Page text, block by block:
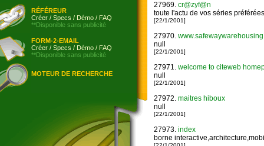
RÉFÉREUR
Créer / Specs / Démo / FAQ
**Disponible sans publicité
FORM-2-EMAIL
Créer / Specs / Démo / FAQ
**Disponible sans publicité
MOTEUR DE RECHERCHE
27969. cr@zyf@n
toute l'actu de vos séries
[22/1/2001]
27970.
null
[22/1/2001]
27971. welcome to citeweb
null
[22/1/2001]
27972. maitres hiboux
null
[22/1/2001]
27973. index
borne